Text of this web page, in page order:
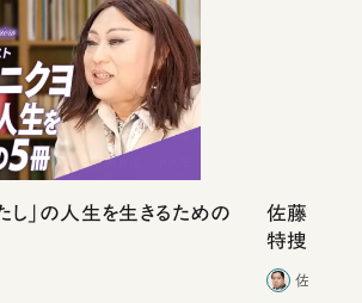
し」の人生を生きるための
佐藤優vs
特捜取調
合ったこと
佐藤優